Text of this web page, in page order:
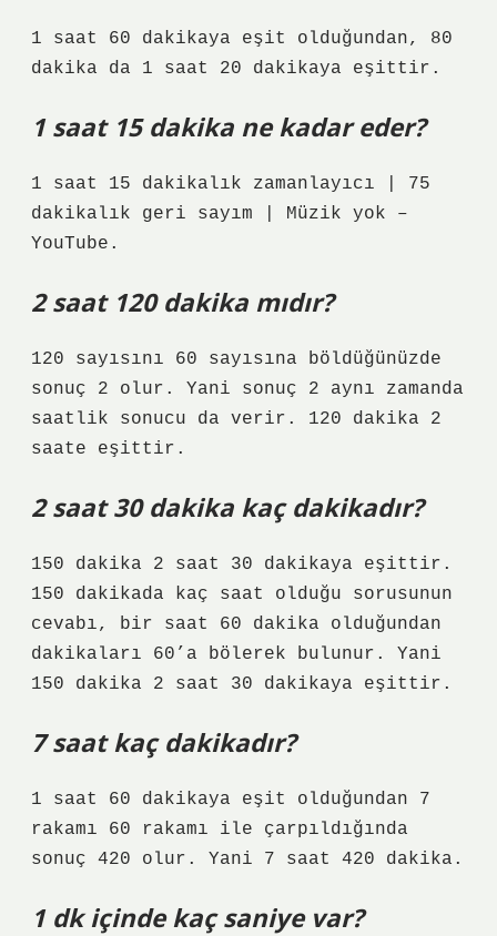
1 saat 60 dakikaya eşit olduğundan, 80
dakika da 1 saat 20 dakikaya eşittir.
1 saat 15 dakika ne kadar eder?
1 saat 15 dakikalık zamanlayıcı | 75
dakikalık geri sayım | Müzik yok –
YouTube.
2 saat 120 dakika mıdır?
120 sayısını 60 sayısına böldüğünüzde
sonuç 2 olur. Yani sonuç 2 aynı zamanda
saatlik sonucu da verir. 120 dakika 2
saate eşittir.
2 saat 30 dakika kaç dakikadır?
150 dakika 2 saat 30 dakikaya eşittir.
150 dakikada kaç saat olduğu sorusunun
cevabı, bir saat 60 dakika olduğundan
dakikaları 60’a bölerek bulunur. Yani
150 dakika 2 saat 30 dakikaya eşittir.
7 saat kaç dakikadır?
1 saat 60 dakikaya eşit olduğundan 7
rakamı 60 rakamı ile çarpıldığında
sonuç 420 olur. Yani 7 saat 420 dakika.
1 dk içinde kaç saniye var?